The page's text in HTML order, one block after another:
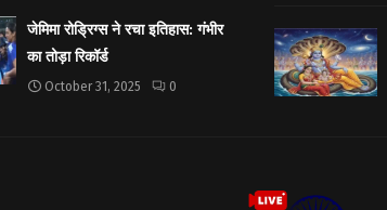
जेमिमा रोड्रिग्स ने रचा इतिहास: गंभीर
का तोड़ा रिकॉर्ड
October 31, 2025 0